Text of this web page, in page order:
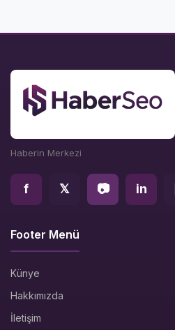
Haberin Merkezi
f 𝕏 📷 in
Footer Menü
Künye
Hakkımızda
İletişim